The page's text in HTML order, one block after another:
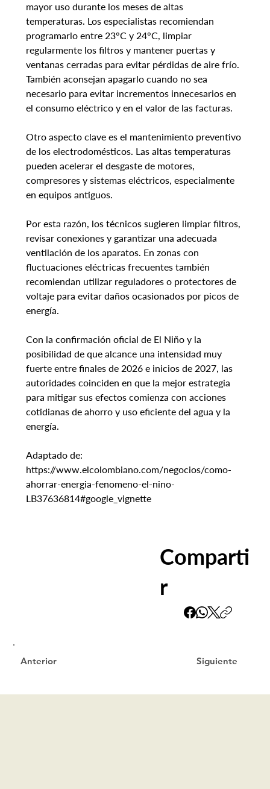
mayor uso durante los meses de altas
temperaturas. Los especialistas recomiendan
programarlo entre 23°C y 24°C, limpiar
regularmente los filtros y mantener puertas y
ventanas cerradas para evitar pérdidas de aire frío.
También aconsejan apagarlo cuando no sea
necesario para evitar incrementos innecesarios en
el consumo eléctrico y en el valor de las facturas.
Otro aspecto clave es el mantenimiento preventivo
de los electrodomésticos. Las altas temperaturas
pueden acelerar el desgaste de motores,
compresores y sistemas eléctricos, especialmente
en equipos antiguos.
Por esta razón, los técnicos sugieren limpiar filtros,
revisar conexiones y garantizar una adecuada
ventilación de los aparatos. En zonas con
fluctuaciones eléctricas frecuentes también
recomiendan utilizar reguladores o protectores de
voltaje para evitar daños ocasionados por picos de
energía.
Con la confirmación oficial de El Niño y la
posibilidad de que alcance una intensidad muy
fuerte entre finales de 2026 e inicios de 2027, las
autoridades coinciden en que la mejor estrategia
para mitigar sus efectos comienza con acciones
cotidianas de ahorro y uso eficiente del agua y la
energía.
Adaptado de:
https://www.elcolombiano.com/negocios/como-
ahorrar-energia-fenomeno-el-nino-
LB37636814#google_vignette
Comparti
r
Siguiente
Anterior